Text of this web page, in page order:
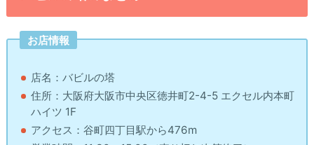
お店情報
店名：バビルの塔
住所：大阪府大阪市中央区徳井町2-4-5 エクセル内本町
ハイツ 1F
アクセス：谷町四丁目駅から476m